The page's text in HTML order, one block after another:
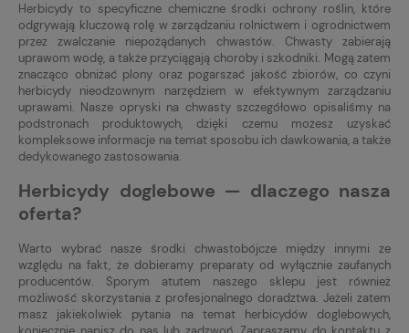
Herbicydy to specyficzne chemiczne środki ochrony roślin, które
odgrywają kluczową rolę w zarządzaniu rolnictwem i ogrodnictwem
przez zwalczanie niepożądanych chwastów. Chwasty zabierają
uprawom wodę, a także przyciągają choroby i szkodniki. Mogą zatem
znacząco obniżać plony oraz pogarszać jakość zbiorów, co czyni
herbicydy nieodzownym narzędziem w efektywnym zarządzaniu
uprawami. Nasze opryski na chwasty szczegółowo opisaliśmy na
podstronach produktowych, dzięki czemu możesz uzyskać
kompleksowe informacje na temat sposobu ich dawkowania, a także
dedykowanego zastosowania.
Herbicydy doglebowe — dlaczego nasza
oferta?
Warto wybrać nasze środki chwastobójcze między innymi ze
względu na fakt, że dobieramy preparaty od wyłącznie zaufanych
producentów. Sporym atutem naszego sklepu jest również
możliwość skorzystania z profesjonalnego doradztwa. Jeżeli zatem
masz jakiekolwiek pytania na temat herbicydów doglebowych,